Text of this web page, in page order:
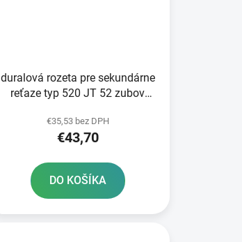
duralová rozeta pre sekundárne
reťaze typ 520 JT 52 zubov
€35,53 bez DPH
€43,70
DO KOŠÍKA